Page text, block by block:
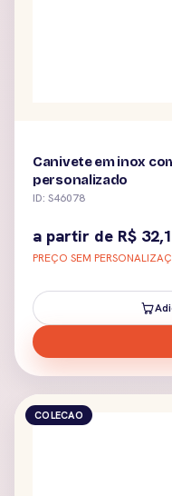
Canivete em inox
personalizado
ID: S46078
a partir de R$
PREÇO SEM
COLECAO